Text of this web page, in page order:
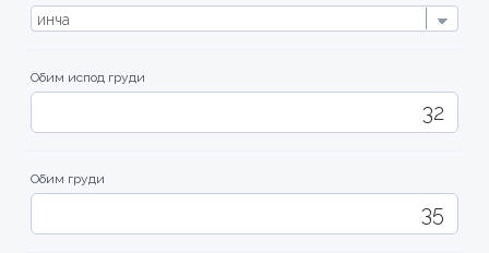
Обим испод груди
Обим груди